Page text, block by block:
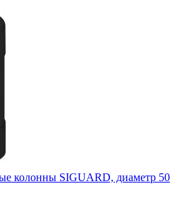
колонны SIGUARD, диаметр 50